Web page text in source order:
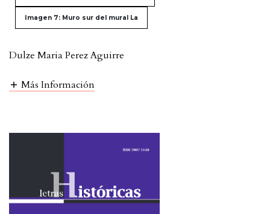
Imagen 7: Muro sur del mural La
Dulze Maria Perez Aguirre
Más Información